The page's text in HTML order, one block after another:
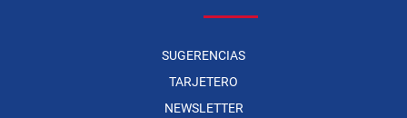
SUGERENCIAS
TARJETERO
NEWSLETTER